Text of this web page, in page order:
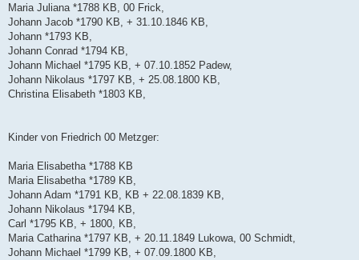
Maria Juliana *1788 KB, 00 Frick,
Johann Jacob *1790 KB, + 31.10.1846 KB,
Johann *1793 KB,
Johann Conrad *1794 KB,
Johann Michael *1795 KB, + 07.10.1852 Padew,
Johann Nikolaus *1797 KB, + 25.08.1800 KB,
Christina Elisabeth *1803 KB,
Kinder von Friedrich 00 Metzger:
Maria Elisabetha *1788 KB
Maria Elisabetha *1789 KB,
Johann Adam *1791 KB, KB + 22.08.1839 KB,
Johann Nikolaus *1794 KB,
Carl *1795 KB, + 1800, KB,
Maria Catharina *1797 KB, + 20.11.1849 Lukowa, 00 Schmidt,
Johann Michael *1799 KB, + 07.09.1800 KB,